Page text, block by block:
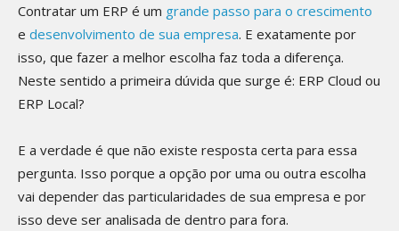
Contratar um ERP é um grande passo para o crescimento
e desenvolvimento de sua empresa. E exatamente por
isso, que fazer a melhor escolha faz toda a diferença.
Neste sentido a primeira dúvida que surge é: ERP Cloud ou
ERP Local?
E a verdade é que não existe resposta certa para essa
pergunta. Isso porque a opção por uma ou outra escolha
vai depender das particularidades de sua empresa e por
isso deve ser analisada de dentro para fora.